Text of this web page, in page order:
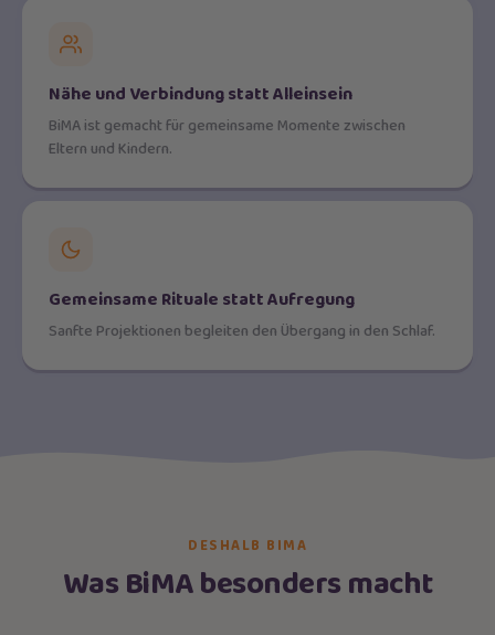
Nähe und Verbindung statt Alleinsein
BiMA ist gemacht für gemeinsame Momente zwischen
Eltern und Kindern.
Gemeinsame Rituale statt Aufregung
Sanfte Projektionen begleiten den Übergang in den Schlaf.
DESHALB BIMA
Was BiMA besonders macht